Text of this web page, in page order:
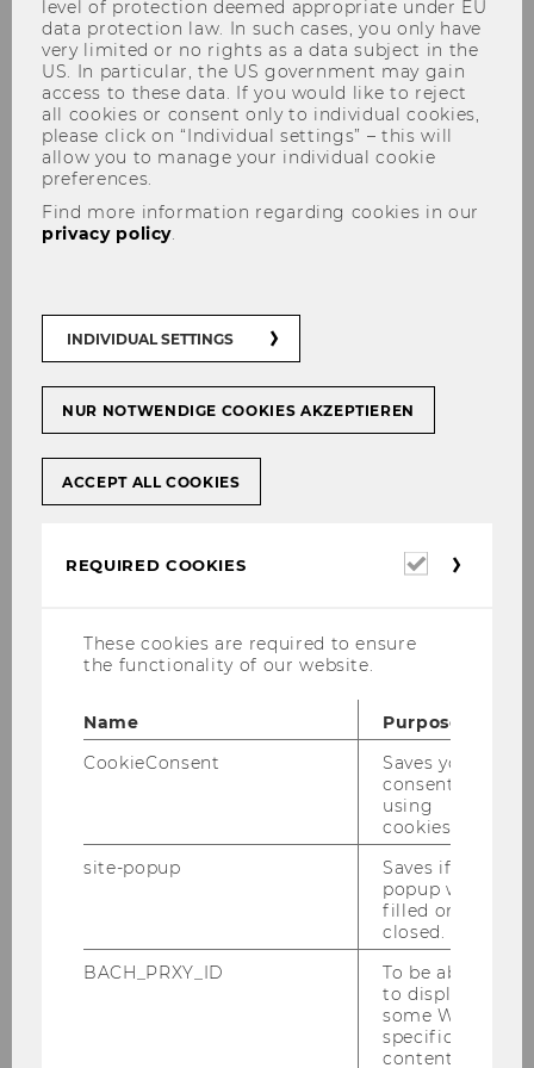
MC CEE Field Trip Budapest
2020
2020
Wie geht es weiter mit dem
Wachstum in Ungarn und CEE?
Der WU Alumni Hub Budapest hatte am 24.
Februar 2020 das erste Get-Together in diesem
Jahr. Generalthema war Wachstum in der CEE
Region und Ungarn. Spezielle Gäste waren
Ass.Prof. Dr. Arnold Schuh, Director of the
level of protection deemed appropriate under EU
data protection law. In such cases, you only have
very limited or no rights as a data subject in the
US. In particular, the US government may gain
access to these data. If you would like to reject
all cookies or consent only to individual cookies,
please click on “Individual settings” – this will
allow you to manage your individual cookie
preferences.
Find more information regarding cookies in our
privacy policy.
INDIVIDUAL SETTINGS
NUR NOTWENDIGE COOKIES AKZEPTIEREN
ACCEPT ALL COOKIES
REQUIRED COOKIES
Required
These cookies are required to ensure
the functionality of our website.
Name
Purpose
CookieConsent
Saves your
consent to
using
cookies.
site-popup
Saves if
popup was
filled or
closed.
BACH_PRXY_ID
To be able
to display
some WU-
specific
content, it